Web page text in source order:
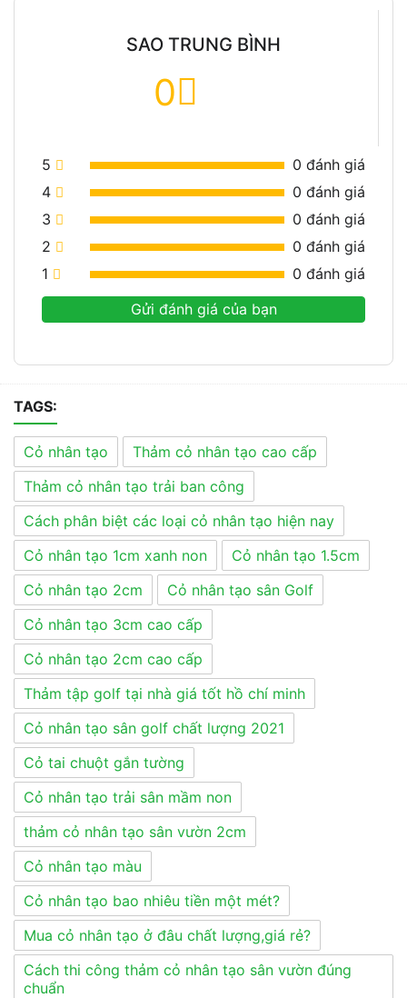
SAO TRUNG BÌNH
0
5 0 đánh giá
4
0 đánh giá
3
0 đánh giá
2
0 đánh giá
1
0 đánh giá
Gửi đánh giá của bạn
TAGS:
Cỏ nhân tạo
Thảm cỏ nhân tạo cao cấp
Thảm cỏ nhân tạo trải ban công
Cách phân biệt các loại cỏ nhân tạo hiện nay
Cỏ nhân tạo 1cm xanh non
Cỏ nhân tạo 1.5cm
Cỏ nhân tạo 2cm
Cỏ nhân tạo sân Golf
Cỏ nhân tạo 3cm cao cấp
Cỏ nhân tạo 2cm cao cấp
Thảm tập golf tại nhà giá tốt hồ chí minh
Cỏ nhân tạo sân golf chất lượng 2021
Cỏ tai chuột gắn tường
Cỏ nhân tạo trải sân mầm non
thảm cỏ nhân tạo sân vườn 2cm
Cỏ nhân tạo màu
Cỏ nhân tạo bao nhiêu tiền một mét?
Mua cỏ nhân tạo ở đâu chất lượng,giá rẻ?
Cách thi công thảm cỏ nhân tạo sân vườn đúng
chuẩn